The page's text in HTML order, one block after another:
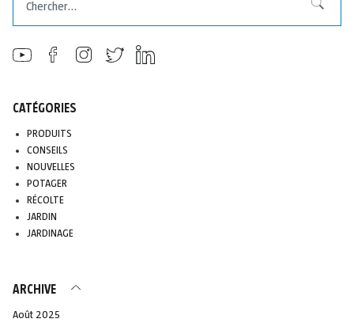
Chercher
CATÉGORIES
PRODUITS
CONSEILS
NOUVELLES
POTAGER
RÉCOLTE
JARDIN
JARDINAGE
ARCHIVE
Août 2025